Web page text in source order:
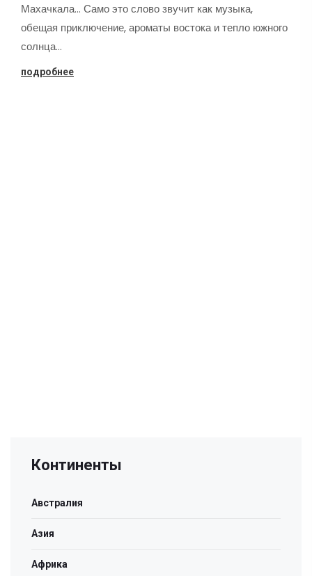
Махачкала... Само это слово звучит как музыка,
обещая приключение, ароматы востока и тепло южного
солнца…
подробнее
Континенты
Австралия
Азия
Африка